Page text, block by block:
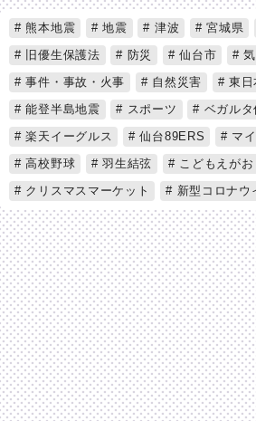
熊本地震 地震 津波 宮城県
旧優生保護法
防災 仙台市 気
事件・事故・火事
自然災害 東日
能登半島地震
スポーツ
ベガルタ
楽天イーグルス
仙台89ERS
マイ
高校野球
羽生結弦
こどもえがお
クリスマスマーケット
新型コロナウ